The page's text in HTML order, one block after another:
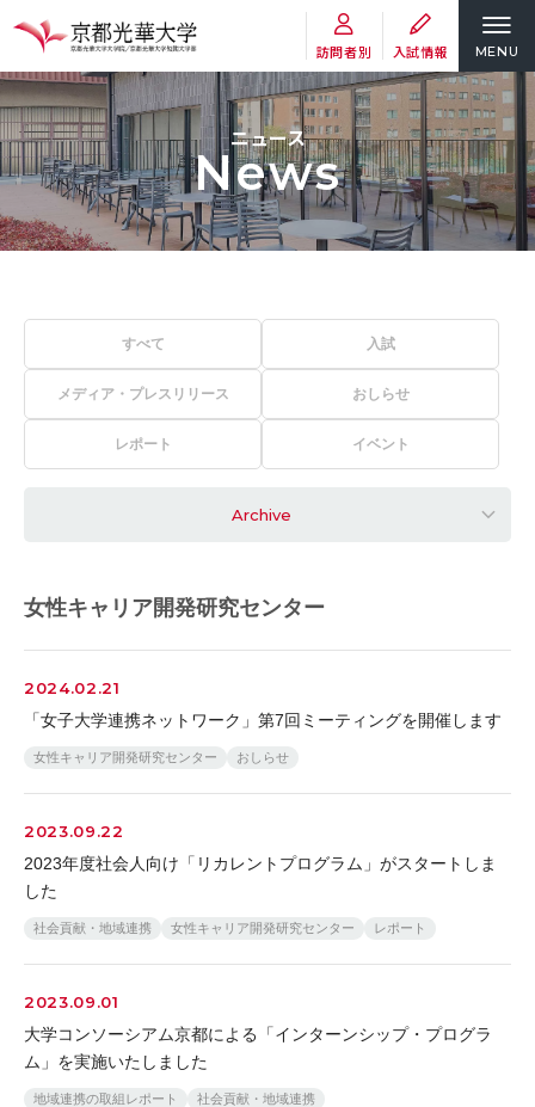
訪問者別 入試情報 MENU
ニュース
News
すべて 入試
メディア・プレスリリース おしらせ
レポート イベント
Archive
女性キャリア開発研究センター
2024.02.21
「女子大学連携ネットワーク」第7回ミーティングを開催します
女性キャリア開発研究センター おしらせ
2023.09.22
2023年度社会人向け「リカレントプログラム」がスタートしま
した
社会貢献・地域連携 女性キャリア開発研究センター レポート
2023.09.01
大学コンソーシアム京都による「インターンシップ・プログラ
ム」を実施いたしました
地域連携の取組レポート
社会貢献・地域連携